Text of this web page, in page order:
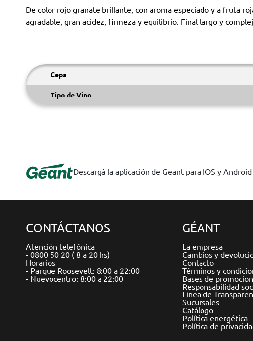
De color rojo granate brillante, con aroma especiado y a fruta
agradable, gran acidez, firmeza y equilibrio. Final largo y
Cepa
Tipo de Vino
Descargá la aplicación de Geant para IOS y Android
CONTÁCTANOS
Atención telefónica
- 0800 50 20 ( 8 a 20 hs)
Horarios
- Parque Roosevelt: 8:00 a 22:00
- Nuevocentro: 8:00 a 22:00
GÉANT
La empresa
Cambios y
Contacto
Términos y
Bases de
Responsabilidad
Línea de
Sucursales
Catálogo
Política energética
Política de